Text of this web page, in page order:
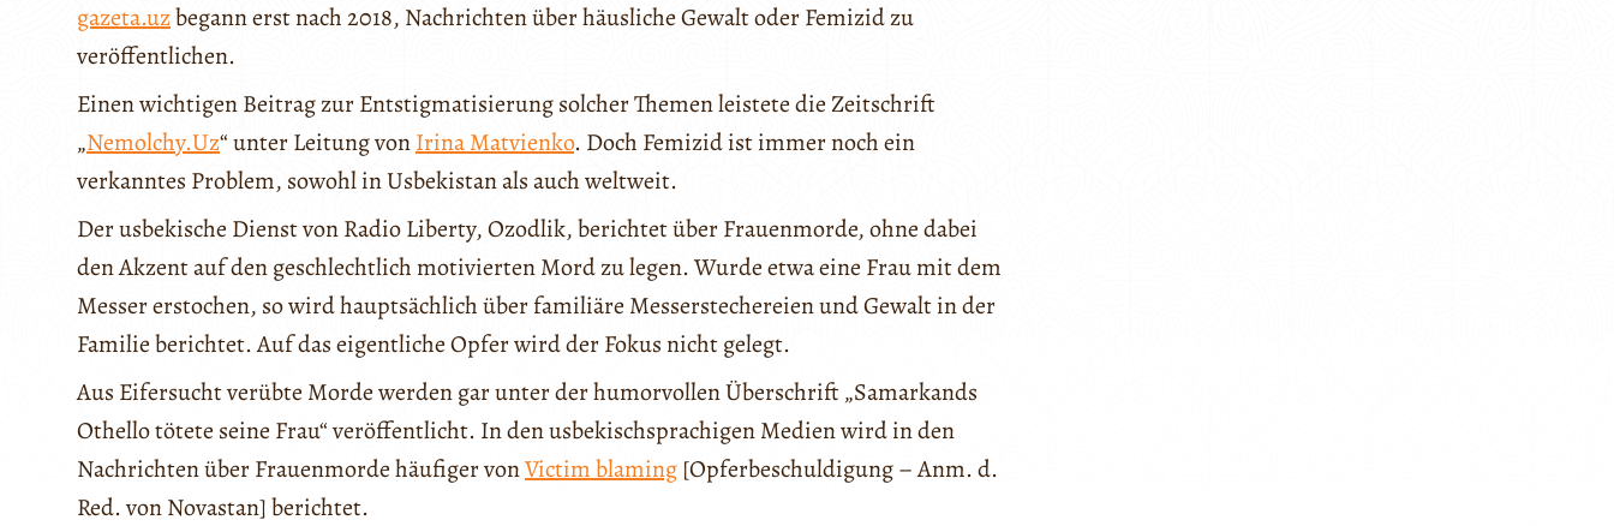
gazeta.uzbegann erst nach 2018, Nachrichten über häusliche Gewalt oder Femizid zu
veröffentlichen.
Einen wichtigen Beitrag zur Entstigmatisierung solcher Themen leistete die Zeitschrift
„Nemolchy.Uz“ unter Leitung vonIrina Matvienko. Doch Femizid ist immer noch ein
verkanntes Problem, sowohl in Usbekistan als auch weltweit.
Der usbekische Dienst von Radio Liberty, Ozodlik, berichtet über Frauenmorde, ohne dabei
den Akzent auf den geschlechtlich motivierten Mord zu legen. Wurde etwa eine Frau mit dem
Messer erstochen, so wird hauptsächlich über familiäre Messerstechereien und Gewalt in der
Familie berichtet. Auf das eigentliche Opfer wird der Fokus nicht gelegt.
Aus Eifersucht verübte Morde werden gar unter der humorvollen Überschrift „Samarkands
Othello tötete seine Frau“ veröffentlicht. In den usbekischsprachigen Medien wird in den
Nachrichten über Frauenmorde häufiger vonVictim blaming [Opferbeschuldigung – Anm. d.
Red. von Novastan] berichtet.